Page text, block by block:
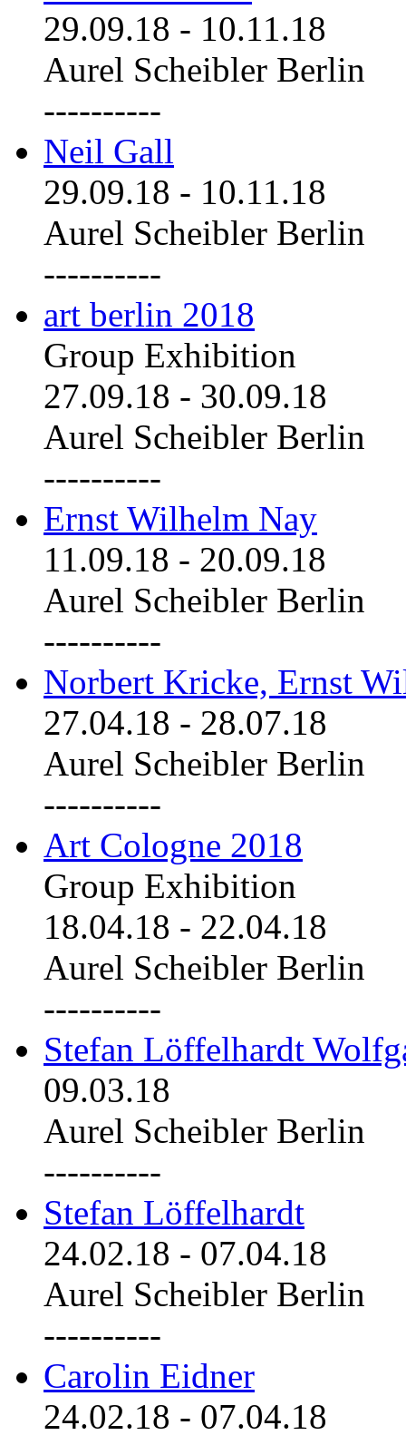
29.09.18 - 10.11.18
Aurel Scheibler Berlin
----------
Neil Gall
29.09.18 - 10.11.18
Aurel Scheibler Berlin
----------
art berlin 2018
Group Exhibition
27.09.18 - 30.09.18
Aurel Scheibler Berlin
----------
Ernst Wilhelm Nay
11.09.18 - 20.09.18
Aurel Scheibler Berlin
----------
Norbert Kricke, Ernst
27.04.18 - 28.07.18
Aurel Scheibler Berlin
----------
Art Cologne 2018
Group Exhibition
18.04.18 - 22.04.18
Aurel Scheibler Berlin
----------
Stefan Löffelhardt
09.03.18
Aurel Scheibler Berlin
----------
Stefan Löffelhardt
24.02.18 - 07.04.18
Aurel Scheibler Berlin
----------
Carolin Eidner
24.02.18 - 07.04.18